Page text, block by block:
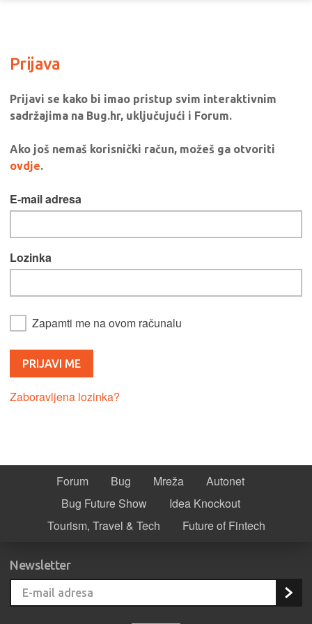
Prijava
Prijavi se kako bi imao pristup svim interaktivnim
sadržajima na Bug.hr, uključujući i Forum.
Ako još nemaš korisnički račun, možeš ga otvoriti
ovdje.
E-mail adresa
Lozinka
Zapamti me na ovom računalu
Zaboravljena lozinka?
Forum Bug Mreža
Autonet
Bug Future Show
Idea Knockout
Tourism, Travel & Tech
Future of Fintech
Newsletter